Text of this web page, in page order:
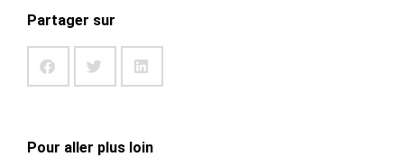
Partager sur
Pour aller plus loin